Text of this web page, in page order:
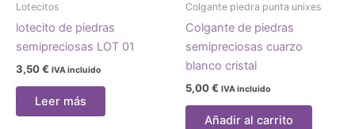
Lotecitos
lotecito de piedras
semipreciosas LOT 01
3,50€ IVA incluido
Leer más
Colgante piedra punta unixes
Colgante de piedras
semipreciosas cuarzo
blanco cristal
5,00€ IVA incluido
Añadir al carrito